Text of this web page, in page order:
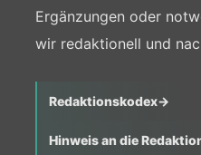
Ergänzungen oder
wir redaktionell und
Redaktionskodex→
Hinweis an die